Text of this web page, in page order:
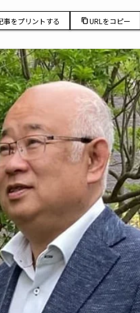
事をプリントする
URLをコピー